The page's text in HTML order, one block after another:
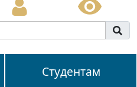
Студентам